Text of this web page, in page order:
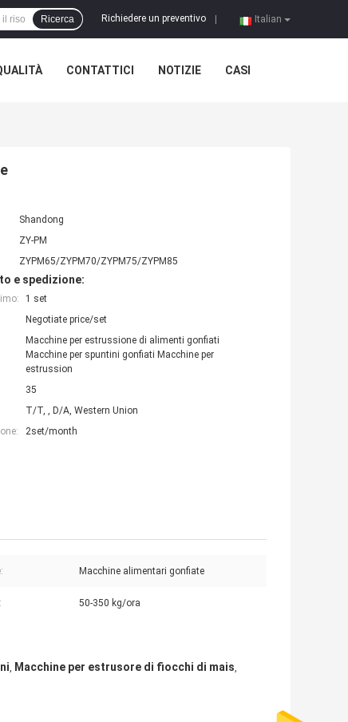
Italian
Richiedere un preventivo
Ricerca
CONTATTICI NOTIZIE CASI
Shandong
ZY-PM
ZYPM65/ZYPM70/ZYPM75/ZYPM85
e spedizione:
1 set
Negotiate price/set
Macchine per estrussione di alimenti gonfiati
Macchine per spuntini gonfiati Macchine per
estrussion
35
T/T, , D/A, Western Union
2set/month
Macchine alimentari gonfiate
50-350 kg/ora
, Macchine per estrusore di fiocchi di mais,